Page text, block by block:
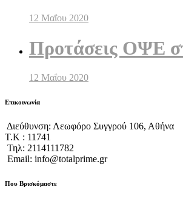
12 Μαΐου 2020
Προτάσεις ΟΨΕ
12 Μαΐου 2020
Επικοινωνία
Διεύθυνση: Λεωφόρο Συγγρού 106, Αθήνα
Τ.Κ : 11741
Τηλ: 2114111782
Email: info@totalprime.gr
Που Βρισκόμαστε